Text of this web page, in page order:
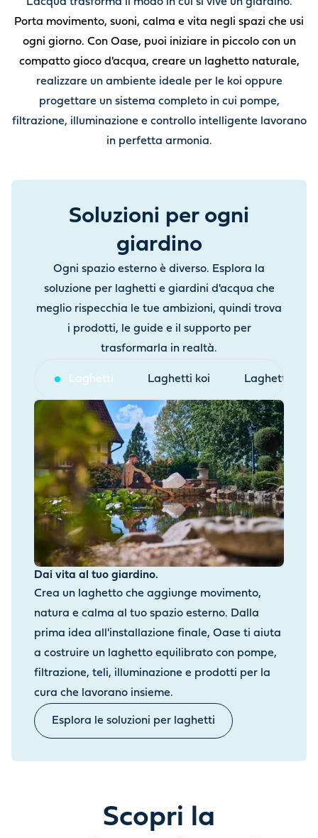
L’acqua trasforma il modo in cui si vive un giardino.
Porta movimento, suoni, calma e vita negli spazi che usi
ogni giorno. Con Oase, puoi iniziare in piccolo con un
compatto gioco d'acqua, creare un laghetto naturale,
realizzare un ambiente ideale per le koi oppure
progettare un sistema completo in cui pompe,
filtrazione, illuminazione e controllo intelligente lavorano
in perfetta armonia.
Soluzioni per ogni
giardino
Ogni spazio esterno è diverso. Esplora la
soluzione per laghetti e giardini d'acqua che
meglio rispecchia le tue ambizioni, quindi trova
i prodotti, le guide e il supporto per
trasformarla in realtà.
Laghetti Laghetti koi Laghetti
Dai vita al tuo giardino.
Crea un laghetto che aggiunge movimento,
natura e calma al tuo spazio esterno. Dalla
prima idea all'installazione finale, Oase ti aiuta
a costruire un laghetto equilibrato con pompe,
filtrazione, teli, illuminazione e prodotti per la
cura che lavorano insieme.
Esplora le soluzioni per laghetti
Scopri la